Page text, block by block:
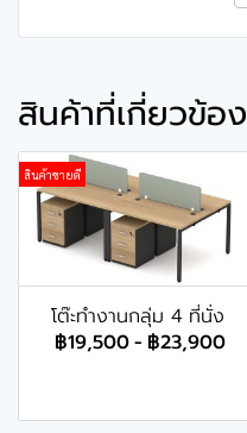
สินค้าที่เกี่ยวข้อง
สินค้าขายดี
โต๊ะทำงานกลุ่ม 4 ที่นั่ง
฿19,500- ฿23,900